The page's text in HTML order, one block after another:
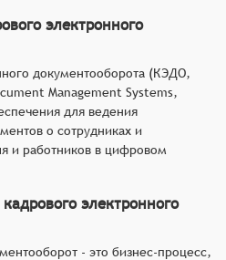
электронного
документооборота (КЭДО,
Management Systems,
для ведения
о сотрудниках и
и работников в цифровом
электронного
- это бизнес-процесс,